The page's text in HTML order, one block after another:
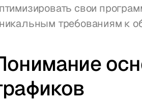
свои
требованиям к